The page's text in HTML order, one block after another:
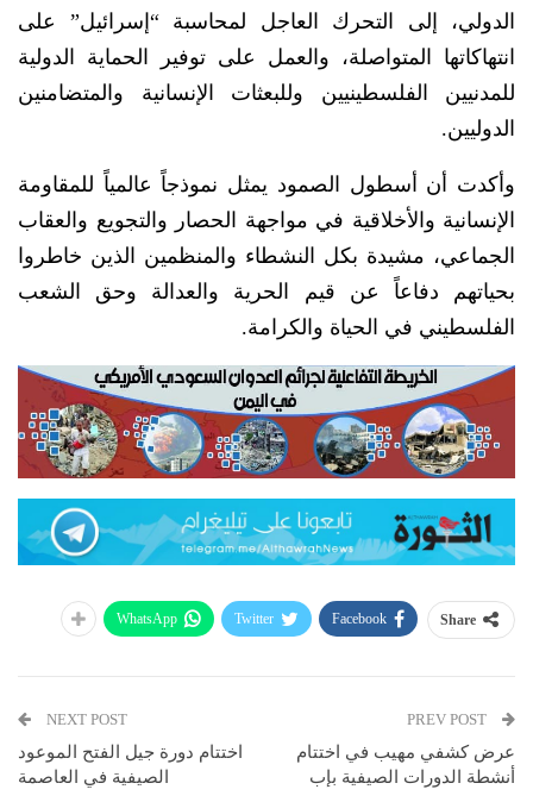
الدولي، إلى التحرك العاجل لمحاسبة “إسرائيل” على
انتهاكاتها المتواصلة، والعمل على توفير الحماية الدولية
للمدنيين الفلسطينيين وللبعثات الإنسانية والمتضامنين
الدوليين.
وأكدت أن أسطول الصمود يمثل نموذجاً عالمياً للمقاومة
الإنسانية والأخلاقية في مواجهة الحصار والتجويع والعقاب
الجماعي، مشيدة بكل النشطاء والمنظمين الذين خاطروا
بحياتهم دفاعاً عن قيم الحرية والعدالة وحق الشعب
الفلسطيني في الحياة والكرامة.
Share
Facebook
Twitter
WhatsApp
عرض كشفي مهيب في اختتام
أنشطة الدورات الصيفية بإب
NEXT POST
اختتام دورة جيل الفتح الموعود
الصيفية في العاصمة